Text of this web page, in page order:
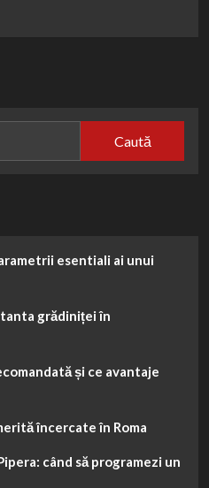
Caută
esentiali ai unui
grădiniței în
și ce avantaje
încercate în Roma
când să programezi un